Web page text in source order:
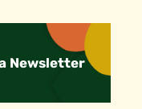
Newsletter